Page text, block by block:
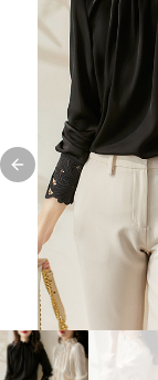
Previous slide